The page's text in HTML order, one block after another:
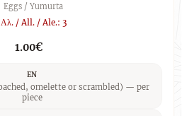
Eggs / Yumurta
Αλ. / All. / Ale.: 3
1.00€
EN
omelette or scrambled) — per
piece